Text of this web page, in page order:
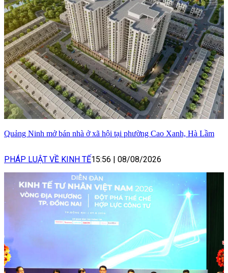
Quảng Ninh mở bán nhà ở xã hội tại phường Cao Xanh, Hà Lầm
PHÁP LUẬT VỀ KINH TẾ15:56 08/08/2026